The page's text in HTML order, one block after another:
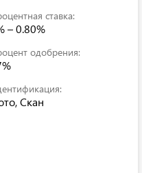
ставка:
– 0.80%
одобрения:
Скан